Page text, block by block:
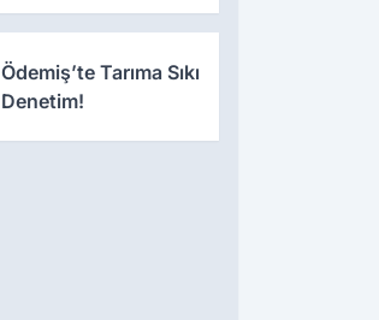
Ödemiş’te Tarıma Sıkı
Denetim!